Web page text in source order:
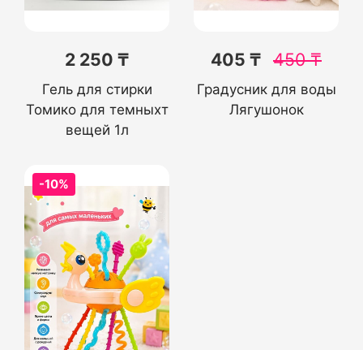
2 250 ₸
Гель для стирки
Томико для темныхт
вещей 1л
405 ₸ 450₸
Градусник для воды
Лягушонок
-10%